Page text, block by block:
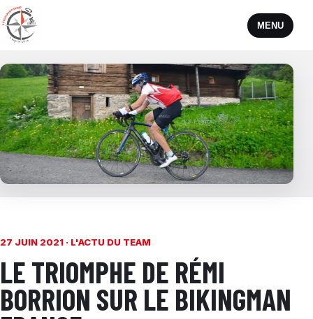
MENU
27 JUIN 2021 · L'ACTU DU TEAM
LE TRIOMPHE DE RÉMI
BORRION SUR LE BIKINGMAN